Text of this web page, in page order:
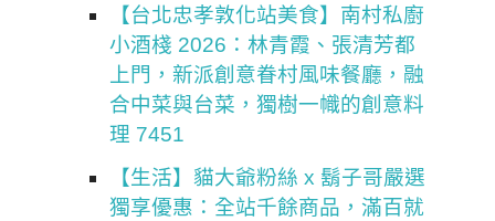
【台北忠孝敦化站美食】南村私廚
小酒棧 2026：林青霞、張清芳都
上門，新派創意眷村風味餐廳，融
合中菜與台菜，獨樹一幟的創意料
理 7451
【生活】貓大爺粉絲 x 鬍子哥嚴選
獨享優惠：全站千餘商品，滿百就